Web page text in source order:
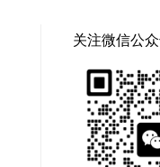
关注微信公